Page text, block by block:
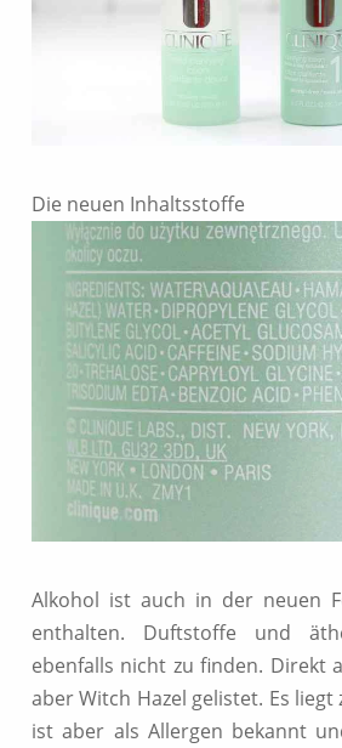
Die neuen Inhaltsstoffe
Alkohol ist auch in der neuen
enthalten. Duftstoffe und
ebenfalls nicht zu finden. Direkt
aber Witch Hazel gelistet. Es
ist aber als Allergen bekannt